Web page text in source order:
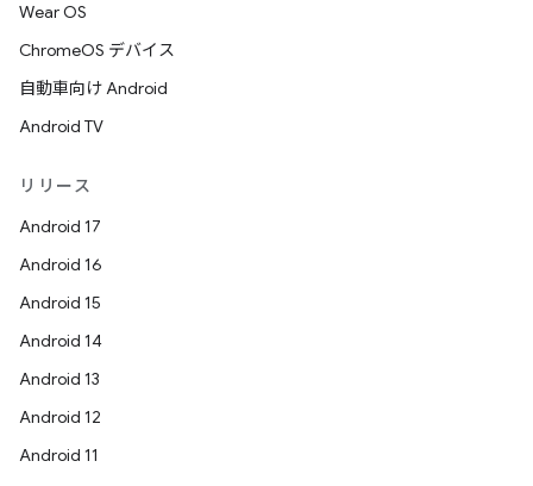
Wear OS
ChromeOS デバイス
自動車向け Android
Android TV
リリース
Android 17
Android 16
Android 15
Android 14
Android 13
Android 12
Android 11